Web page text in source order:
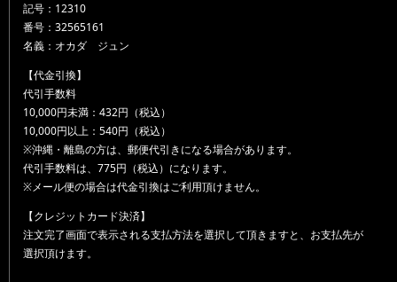
記号：12310
番号：32565161
名義：オカダ ジュン
【代金引換】
代引手数料
10,000円未満：432円（税込）
10,000円以上：540円（税込）
※沖縄・離島の方は、郵便代引きになる場合があります。
代引手数料は、775円（税込）になります。
※メール便の場合は代金引換はご利用頂けません。
【クレジットカード決済】
注文完了画面で表示される支払方法を選択して頂きますと、お支払先が
選択頂けます。